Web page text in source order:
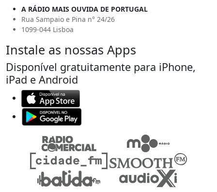
A RÁDIO MAIS OUVIDA DE PORTUGAL
Rua Sampaio e Pina n° 24/26
1099-044 Lisboa
Instale as nossas Apps
Disponível gratuitamente para iPhone,
iPad e Android